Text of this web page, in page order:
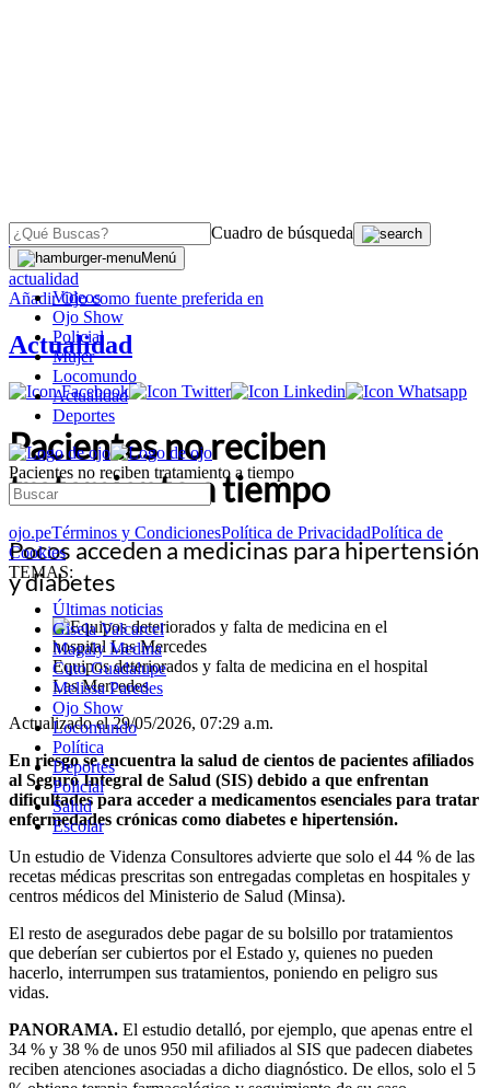
Cuadro de búsqueda
Menú
Videos
Ojo Show
Policial
Mujer
Locomundo
Actualidad
Deportes
Pacientes no reciben tratamiento a tiempo
ojo.peTérminos y CondicionesPolítica de PrivacidadPolítica de
Cookies
TEMAS:
Últimas noticias
Gisela Valcarcel
Magaly Medina
Cuto Guadalupe
Melissa Paredes
Ojo Show
Locomundo
Política
Deportes
Policial
Salud
Escolar
OJO
actualidad
AñadirOjocomo fuente preferida en
Actualidad
Pacientes no reciben
tratamiento a tiempo
Pocos acceden a medicinas para hipertensión
y diabetes
Equipos deteriorados y falta de medicina en el hospital
Las Mercedes
Actualizado el 29/05/2026, 07:29 a.m.
En riesgo se encuentra la salud de cientos de pacientes afiliados
al Seguro Integral de Salud (SIS) debido a que enfrentan
dificultades para acceder a medicamentos esenciales para tratar
enfermedades crónicas como diabetes e hipertensión.
Un estudio de Videnza Consultores advierte que solo el 44 % de las
recetas médicas prescritas son entregadas completas en hospitales y
centros médicos del Ministerio de Salud (Minsa).
El resto de asegurados debe pagar de su bolsillo por tratamientos
que deberían ser cubiertos por el Estado y, quienes no pueden
hacerlo, interrumpen sus tratamientos, poniendo en peligro sus
vidas.
PANORAMA. El estudio detalló, por ejemplo, que apenas entre el
34 % y 38 % de unos 950 mil afiliados al SIS que padecen diabetes
reciben atenciones asociadas a dicho diagnóstico. De ellos, solo el 5